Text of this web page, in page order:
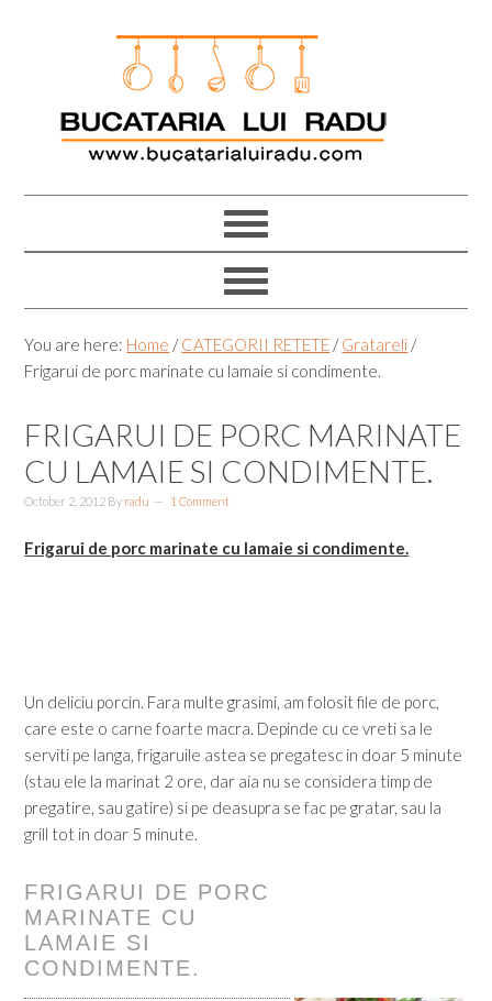
You are here: Home / CATEGORII RETETE / Gratareli /
Frigarui de porc marinate cu lamaie si condimente.
FRIGARUI DE PORC MARINATE
CU LAMAIE SI CONDIMENTE.
October 2, 2012 By radu 1 Comment
Frigarui de porc marinate cu lamaie si condimente.
Un deliciu porcin. Fara multe grasimi, am folosit file de porc,
care este o carne foarte macra. Depinde cu ce vreti sa le
serviti pe langa, frigaruile astea se pregatesc in doar 5 minute
(stau ele la marinat 2 ore, dar aia nu se considera timp de
pregatire, sau gatire) si pe deasupra se fac pe gratar, sau la
grill tot in doar 5 minute.
FRIGARUI DE PORC
MARINATE CU
LAMAIE SI
CONDIMENTE.